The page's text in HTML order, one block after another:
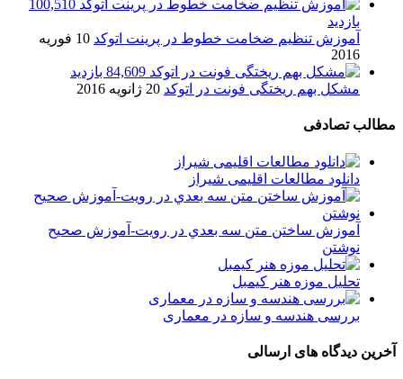
100,510
بازدید
آموزش تنظیم ضخامت خطوط در پرینت اتوکد
10 فوریه
2016
84,609 بازدید
مشکل بهم ریختگی فونت در اتوکد 20 ژانویه 2016
مطالب تصادفی
دانلود مطالعات اقلیمی شیراز
آموزش ساختن ﻣﺘﻦ ﺳﻪ ﺑﻌﺪﻱ در رویت-آموزش صحیح
نوشتن
تحلیل موزه هنر کیمبل
بررسی هندسه و سازه در معماری
آخرین دیدگاه های ارسالی